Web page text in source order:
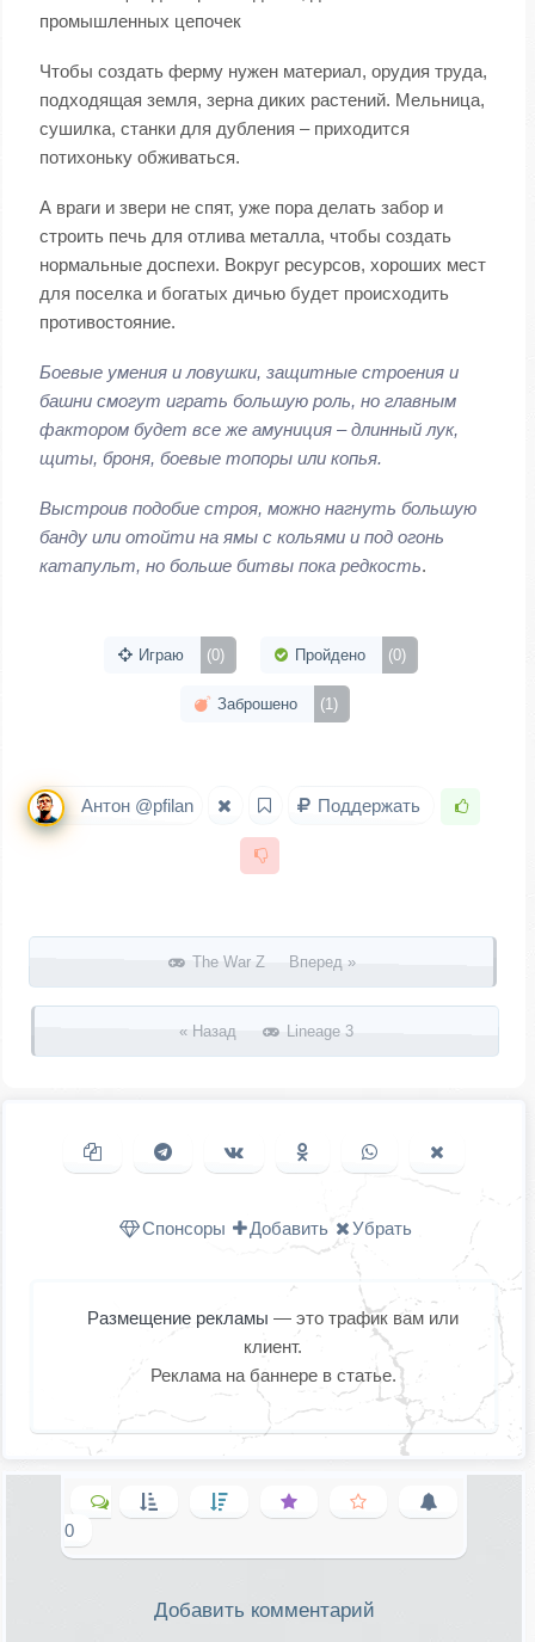
промышленных цепочек
Чтобы создать ферму нужен материал, орудия труда,
подходящая земля, зерна диких растений. Мельница,
сушилка, станки для дубления – приходится
потихоньку обживаться.
А враги и звери не спят, уже пора делать забор и
строить печь для отлива металла, чтобы создать
нормальные доспехи. Вокруг ресурсов, хороших мест
для поселка и богатых дичью будет происходить
противостояние.
Боевые умения и ловушки, защитные строения и
башни смогут играть большую роль, но главным
фактором будет все же амуниция – длинный лук,
щиты, броня, боевые топоры или копья.
Выстроив подобие строя, можно нагнуть большую
банду или отойти на ямы с кольями и под огонь
катапульт, но больше битвы пока редкость.
Играю (0) Пройдено (0)
Заброшено (1)
Антон @pfilan Поддержать
Запись навигация
The War Z Вперед »
« Назад Lineage 3
Копировать ссылкуПоделиться в Telegram
Поделиться ВКонтакте
Поделиться в
Одноклассниках
Поделиться в
WhatsAppв X
Спонсоры Добавить Убрать
Размещение рекламы — это трафик вам или
клиент.
Реклама на баннере в статье.
0
Добавить комментарий